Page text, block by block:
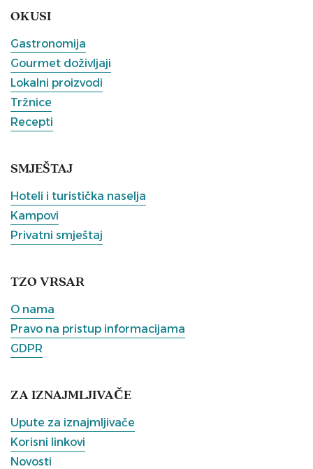
OKUSI
Gastronomija
Gourmet doživljaji
Lokalni proizvodi
Tržnice
Recepti
SMJEŠTAJ
Hoteli i turistička naselja
Kampovi
Privatni smještaj
TZO VRSAR
O nama
Pravo na pristup informacijama
GDPR
ZA IZNAJMLJIVAČE
Upute za iznajmljivače
Korisni linkovi
Novosti